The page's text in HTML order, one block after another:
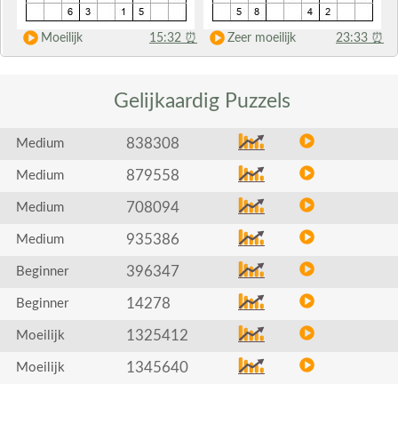
Moeilijk 15:32 ⏰ Zeer moeilijk 23:33 ⏰
Gelijkaardig Puzzels
Medium 838308
Medium 879558
Medium 708094
Medium 935386
Beginner 396347
Beginner 14278
Moeilijk 1325412
Moeilijk 1345640